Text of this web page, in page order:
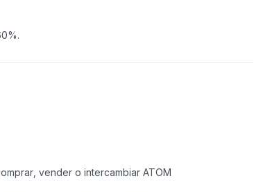
vender o intercambiar ATOM